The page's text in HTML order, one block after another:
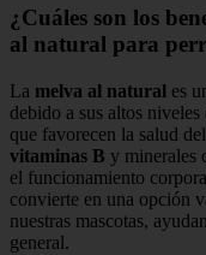
¿Cuáles son los
al natural para
La melva al natural es
debido a sus altos niveles
que favorecen la salud
vitaminas B y minerales
el funcionamiento
convierte en una opción
nuestras mascotas,
general.